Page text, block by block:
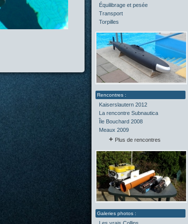
Équilibrage et pesée
Transport
Torpilles
Kaiserslautern 2012
La rencontre Subnautica
Île Bouchard 2008
Meaux 2009
Plus de rencontres